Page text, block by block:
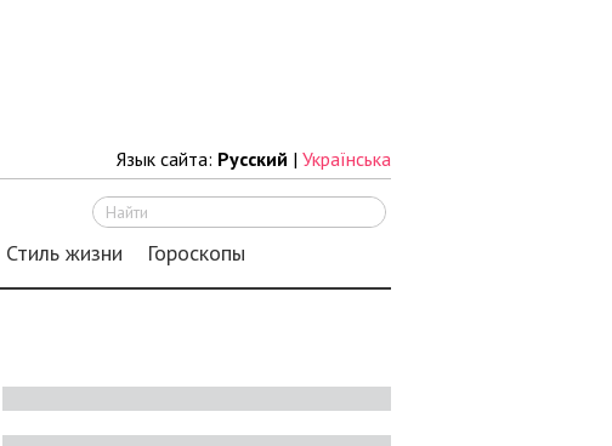
Язык сайта: Русский | Українська
Стиль жизни Гороскопы